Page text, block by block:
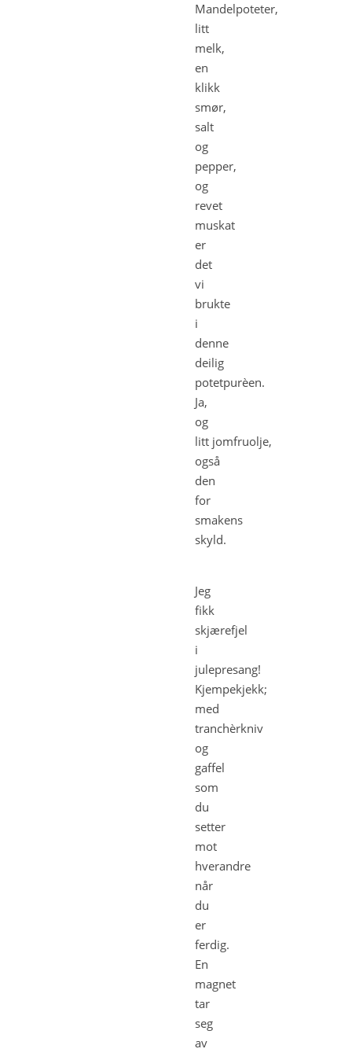
Mandelpoteter,
litt
melk,
en
klikk
smør,
salt
og
pepper,
og
revet
muskat
er
det
vi
brukte
i
denne
deilig
potetpurèen.
Ja,
og
litt jomfruolje,
også
den
for
smakens
skyld.
Jeg
fikk
skjærefjel
i
julepresang!
Kjempekjekk;
med
tranchèrkniv
og
gaffel
som
du
setter
mot
hverandre
når
du
er
ferdig.
En
magnet
tar
seg
av